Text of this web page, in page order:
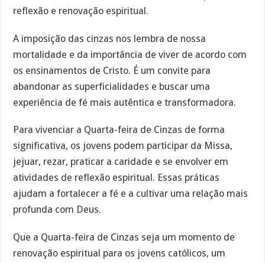
reflexão e renovação espiritual.
A imposição das cinzas nos lembra de nossa
mortalidade e da importância de viver de acordo com
os ensinamentos de Cristo. É um convite para
abandonar as superficialidades e buscar uma
experiência de fé mais autêntica e transformadora.
Para vivenciar a Quarta-feira de Cinzas de forma
significativa, os jovens podem participar da Missa,
jejuar, rezar, praticar a caridade e se envolver em
atividades de reflexão espiritual. Essas práticas
ajudam a fortalecer a fé e a cultivar uma relação mais
profunda com Deus.
Que a Quarta-feira de Cinzas seja um momento de
renovação espiritual para os jovens católicos, um